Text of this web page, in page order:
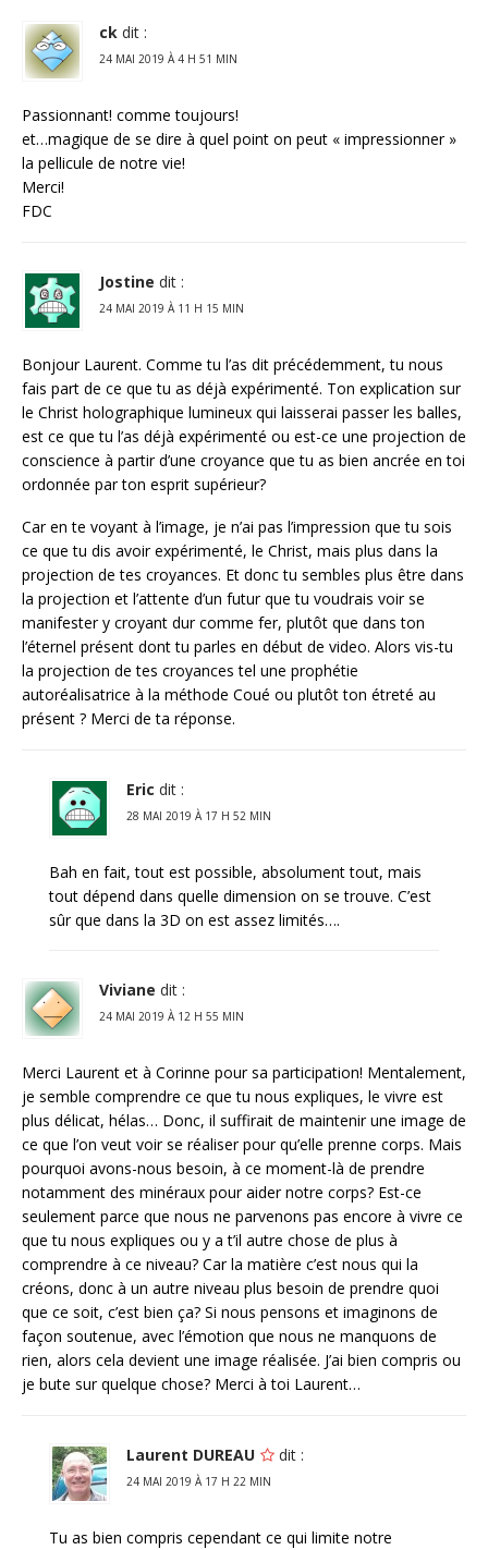
ck dit :
24 MAI 2019 À 4 H 51 MIN
Passionnant! comme toujours!
et…magique de se dire à quel point on peut « impressionner »
la pellicule de notre vie!
Merci!
FDC
Jostine dit :
24 MAI 2019 À 11 H 15 MIN
Bonjour Laurent. Comme tu l’as dit précédemment, tu nous
fais part de ce que tu as déjà expérimenté. Ton explication sur
le Christ holographique lumineux qui laisserai passer les balles,
est ce que tu l’as déjà expérimenté ou est-ce une projection de
conscience à partir d’une croyance que tu as bien ancrée en toi
ordonnée par ton esprit supérieur?
Car en te voyant à l’image, je n’ai pas l’impression que tu sois
ce que tu dis avoir expérimenté, le Christ, mais plus dans la
projection de tes croyances. Et donc tu sembles plus être dans
la projection et l’attente d’un futur que tu voudrais voir se
manifester y croyant dur comme fer, plutôt que dans ton
l’éternel présent dont tu parles en début de video. Alors vis-tu
la projection de tes croyances tel une prophétie
autoréalisatrice à la méthode Coué ou plutôt ton étreté au
présent ? Merci de ta réponse.
Eric dit :
28 MAI 2019 À 17 H 52 MIN
Bah en fait, tout est possible, absolument tout, mais
tout dépend dans quelle dimension on se trouve. C’est
sûr que dans la 3D on est assez limités….
Viviane dit :
24 MAI 2019 À 12 H 55 MIN
Merci Laurent et à Corinne pour sa participation! Mentalement,
je semble comprendre ce que tu nous expliques, le vivre est
plus délicat, hélas… Donc, il suffirait de maintenir une image de
ce que l’on veut voir se réaliser pour qu’elle prenne corps. Mais
pourquoi avons-nous besoin, à ce moment-là de prendre
notamment des minéraux pour aider notre corps? Est-ce
seulement parce que nous ne parvenons pas encore à vivre ce
que tu nous expliques ou y a t’il autre chose de plus à
comprendre à ce niveau? Car la matière c’est nous qui la
créons, donc à un autre niveau plus besoin de prendre quoi
que ce soit, c’est bien ça? Si nous pensons et imaginons de
façon soutenue, avec l’émotion que nous ne manquons de
rien, alors cela devient une image réalisée. J’ai bien compris ou
je bute sur quelque chose? Merci à toi Laurent…
Laurent DUREAU dit :
24 MAI 2019 À 17 H 22 MIN
Tu as bien compris cependant ce qui limite notre